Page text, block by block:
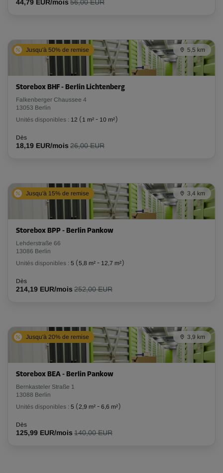
44,79 EUR/mois 56,00 EUR
Jusqu'à 50% de remise 5,5 km
Storebox BHF - Berlin Lichtenberg
Falkenberger Chaussee 4
13053 Berlin
Unités disponibles : 12 ( 1 m² - 10 m²)
Dès
18,19 EUR/mois 26,00 EUR
Jusqu'à 15% de remise 3,4 km
Storebox BPP - Berlin Pankow
Lehderstraße 66
13086 Berlin
Unités disponibles : 5 (5,8 m² - 12,7 m²)
Dès
214,19 EUR/mois 252,00 EUR
Jusqu'à 20% de remise 3,9 km
Storebox BEA - Berlin Pankow
Bernkasteler Straße 1
13088 Berlin
Unités disponibles : 5 (2,9 m² - 6,6 m²)
Dès
125,99 EUR/mois 140,00 EUR